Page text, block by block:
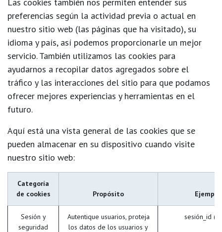
preferencias según la actividad previa o actual en
nuestro sitio web (las páginas que ha visitado), su
idioma y país, así podemos proporcionarle un mejor
servicio. También utilizamos las cookies para
ayudarnos a recopilar datos agregados sobre el
tráfico y las interacciones del sitio para que podamos
ofrecer mejores experiencias y herramientas en el
futuro.
Aquí está una vista general de las cookies que se
pueden almacenar en su dispositivo cuando visite
nuestro sitio web:
Categoría
de cookies
Propósito
Sesión y
seguridad
Autentique usuarios, proteja
los datos de los usuarios y
sesión_id